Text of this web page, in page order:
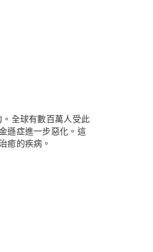
全球有數百萬人受此
遜症進一步惡化。這
癒的疾病。